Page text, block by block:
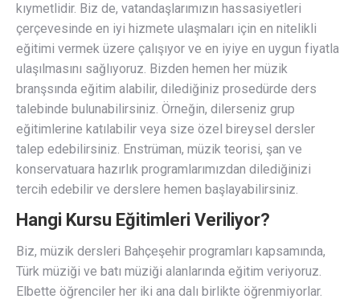
kıymetlidir. Biz de, vatandaşlarımızın hassasiyetleri
çerçevesinde en iyi hizmete ulaşmaları için en nitelikli
eğitimi vermek üzere çalışıyor ve en iyiye en uygun fiyatla
ulaşılmasını sağlıyoruz. Bizden hemen her müzik
branşsında eğitim alabilir, dilediğiniz prosedürde ders
talebinde bulunabilirsiniz. Örneğin, dilerseniz grup
eğitimlerine katılabilir veya size özel bireysel dersler
talep edebilirsiniz. Enstrüman, müzik teorisi, şan ve
konservatuara hazırlık programlarımızdan dilediğinizi
tercih edebilir ve derslere hemen başlayabilirsiniz.
Hangi Kursu Eğitimleri Veriliyor?
Biz, müzik dersleri Bahçeşehir programları kapsamında,
Türk müziği ve batı müziği alanlarında eğitim veriyoruz.
Elbette öğrenciler her iki ana dalı birlikte öğrenmiyorlar.